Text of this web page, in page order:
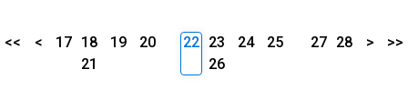
<< < 17 18 19
20
21
22 23 24
25
26
27 28 > >>